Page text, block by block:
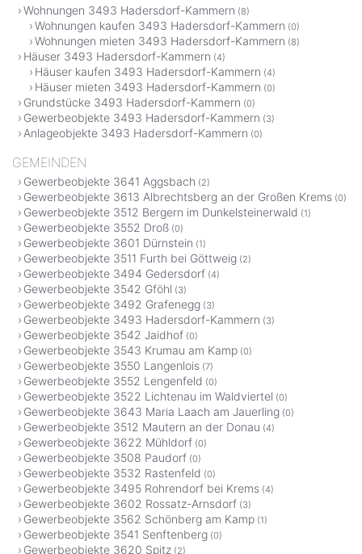
Wohnungen 3493 Hadersdorf-Kammern (8)
Wohnungen kaufen 3493 Hadersdorf-Kammern (0)
Wohnungen mieten 3493 Hadersdorf-Kammern (8)
Häuser 3493 Hadersdorf-Kammern (4)
Häuser kaufen 3493 Hadersdorf-Kammern (4)
Häuser mieten 3493 Hadersdorf-Kammern (0)
Grundstücke 3493 Hadersdorf-Kammern (0)
Gewerbeobjekte 3493 Hadersdorf-Kammern (3)
Anlageobjekte 3493 Hadersdorf-Kammern (0)
GEMEINDEN
Gewerbeobjekte 3641 Aggsbach (2)
Gewerbeobjekte 3613 Albrechtsberg an der Großen Krems (0)
Gewerbeobjekte 3512 Bergern im Dunkelsteinerwald (1)
Gewerbeobjekte 3552 Droß (0)
Gewerbeobjekte 3601 Dürnstein (1)
Gewerbeobjekte 3511 Furth bei Göttweig (2)
Gewerbeobjekte 3494 Gedersdorf (4)
Gewerbeobjekte 3542 Gföhl (3)
Gewerbeobjekte 3492 Grafenegg (3)
Gewerbeobjekte 3493 Hadersdorf-Kammern (3)
Gewerbeobjekte 3542 Jaidhof (0)
Gewerbeobjekte 3543 Krumau am Kamp (0)
Gewerbeobjekte 3550 Langenlois (7)
Gewerbeobjekte 3552 Lengenfeld (0)
Gewerbeobjekte 3522 Lichtenau im Waldviertel (0)
Gewerbeobjekte 3643 Maria Laach am Jauerling (0)
Gewerbeobjekte 3512 Mautern an der Donau (4)
Gewerbeobjekte 3622 Mühldorf (0)
Gewerbeobjekte 3508 Paudorf (0)
Gewerbeobjekte 3532 Rastenfeld (0)
Gewerbeobjekte 3495 Rohrendorf bei Krems (4)
Gewerbeobjekte 3602 Rossatz-Arnsdorf (3)
Gewerbeobjekte 3562 Schönberg am Kamp (1)
Gewerbeobjekte 3541 Senftenberg (0)
Gewerbeobjekte 3620 Spitz (2)